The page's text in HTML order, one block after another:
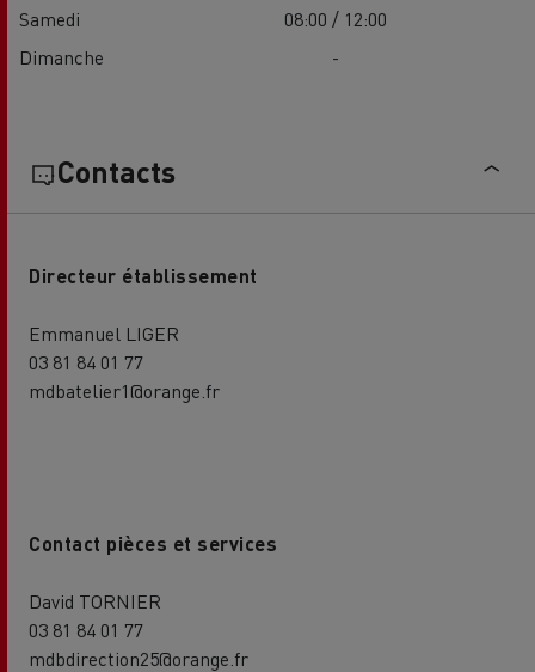
Samedi
08:00 / 12:00
Dimanche
-
Contacts
Directeur établissement
Emmanuel LIGER
03 81 84 01 77
mdbatelier1@orange.fr
Contact pièces et services
David TORNIER
03 81 84 01 77
mdbdirection25@orange.fr